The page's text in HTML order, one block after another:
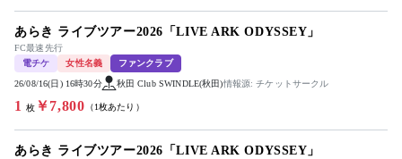
あらき ライブツアー2026「LIVE ARK ODYSSEY」
FC最速先行
電チケ
女性名義 ファンクラブ
26/08/16(日) 16時30分 秋田 Club SWINDLE(秋田)情報源: チケットサークル
1 枚￥7,800 （1枚あたり）
あらき ライブツアー2026「LIVE ARK ODYSSEY」